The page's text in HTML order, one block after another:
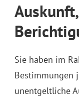
Sie haben im
Bestimmungen
unentgeltliche